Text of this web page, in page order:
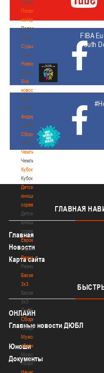
Судейство
Полезные
материалы
Полезные
материалы
Судьи
Судьи
Новости
Новости
Все
новости
Все
новости
Федерация
Федерация
Сборные
Сборные
Чемпионат
Чемпионат
Кубок
Кубок
Детско-
юношеские
соревнования
Детско-
юношеские
соревнования
Еврокубки
Еврокубки
Разное
Разное
Баскетбол
3х3
Баскетбол
3х3
Лого[modid=121]
Сборные
Сборные
Мужские
сборные
Мужские
сборные
Национальная
FIBA
Youth
ГЛАВНАЯ
Главная
Новости
Карта сайта
ОНЛАЙН
Главные новости ДЮБЛ
Юноши
Документы